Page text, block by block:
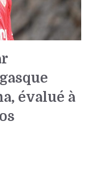
évalué à